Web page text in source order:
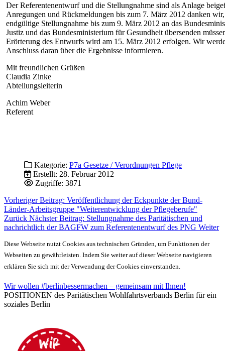
Der Referentenentwurf und die Stellungnahme sind als Anlage
Anregungen und Rückmeldungen bis zum 7. März 2012 danken
endgültige Stellungnahme bis zum 9. März 2012 an das
Justiz und das Bundesministerium für Gesundheit übersenden
Erörterung des Entwurfs wird am 15. März 2012 erfolgen. Wir
Anschluss daran über die Ergebnisse informieren.
Mit freundlichen Grüßen
Claudia Zinke
Abteilungsleiterin
Achim Weber
Referent
Kategorie: P7a Gesetze / Verordnungen Pflege
Erstellt: 28. Februar 2012
Zugriffe: 3871
Vorheriger Beitrag: Veröffentlichung der Eckpunkte der Bund-
Länder-Arbeitsgruppe "Weiterentwicklung der Pflegeberufe"
Zurück Nächster Beitrag: Stellungnahme des Paritätischen und
nachrichtlich der BAGFW zum Referentenentwurf des PNG Weiter
Diese Webseite nutzt Cookies aus technischen Gründen, um Funktionen der
Webseiten zu gewährleisten. Indem Sie weiter auf dieser Webseite navigieren
erklären Sie sich mit der Verwendung der Cookies einverstanden.
Wir wollen #berlinbessermachen – gemeinsam mit Ihnen!
POSITIONEN des Paritätischen Wohlfahrtsverbands Berlin für ein
soziales Berlin